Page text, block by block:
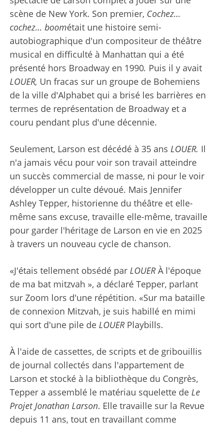
scène de New York. Son premier, Cochez…
cochez… boométait une histoire semi-
autobiographique d'un compositeur de théâtre
musical en difficulté à Manhattan qui a été
présenté hors Broadway en 1990. Puis il y avait
LOUER, Un fracas sur un groupe de Bohemiens
de la ville d'Alphabet qui a brisé les barrières en
termes de représentation de Broadway et a
couru pendant plus d'une décennie.
Seulement, Larson est décédé à 35 ans LOUER. Il
n'a jamais vécu pour voir son travail atteindre
un succès commercial de masse, ni pour le voir
développer un culte dévoué. Mais Jennifer
Ashley Tepper, historienne du théâtre et elle-
même sans excuse, travaille elle-même, travaille
pour garder l'héritage de Larson en vie en 2025
à travers un nouveau cycle de chanson.
«J'étais tellement obsédé par LOUERÀ l'époque
de ma bat mitzvah », a déclaré Tepper, parlant
sur Zoom lors d'une répétition. «Sur ma bataille
de connexion Mitzvah, je suis habillé en mimi
qui sort d'une pile de LOUER Playbills.
À l'aide de cassettes, de scripts et de gribouillis
de journal collectés dans l'appartement de
Larson et stocké à la bibliothèque du Congrès,
Tepper a assemblé le matériau squelette de Le
Projet Jonathan Larson. Elle travaille sur la Revue
depuis 11 ans, tout en travaillant comme